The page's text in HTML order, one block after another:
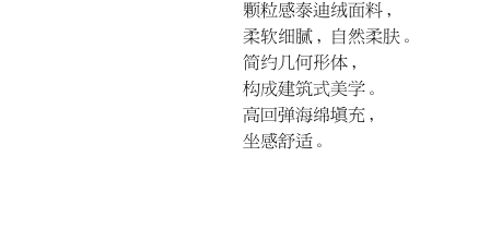
颗粒感泰迪绒面料，
柔软细腻，自然柔肤。
简约几何形体，
构成建筑式美学。
高回弹海绵填充，
坐感舒适。